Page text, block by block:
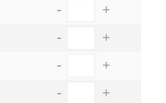
- +
- +
- +
- +